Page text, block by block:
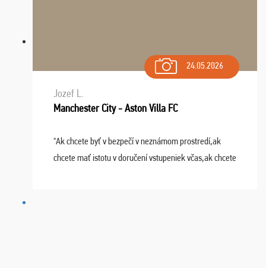
24.05.2026
Jozef L.
Manchester City - Aston Villa FC
"Ak chcete byť v bezpečí v neznámom prostredí,ak
chcete mať istotu v doručení vstupeniek včas,ak chcete